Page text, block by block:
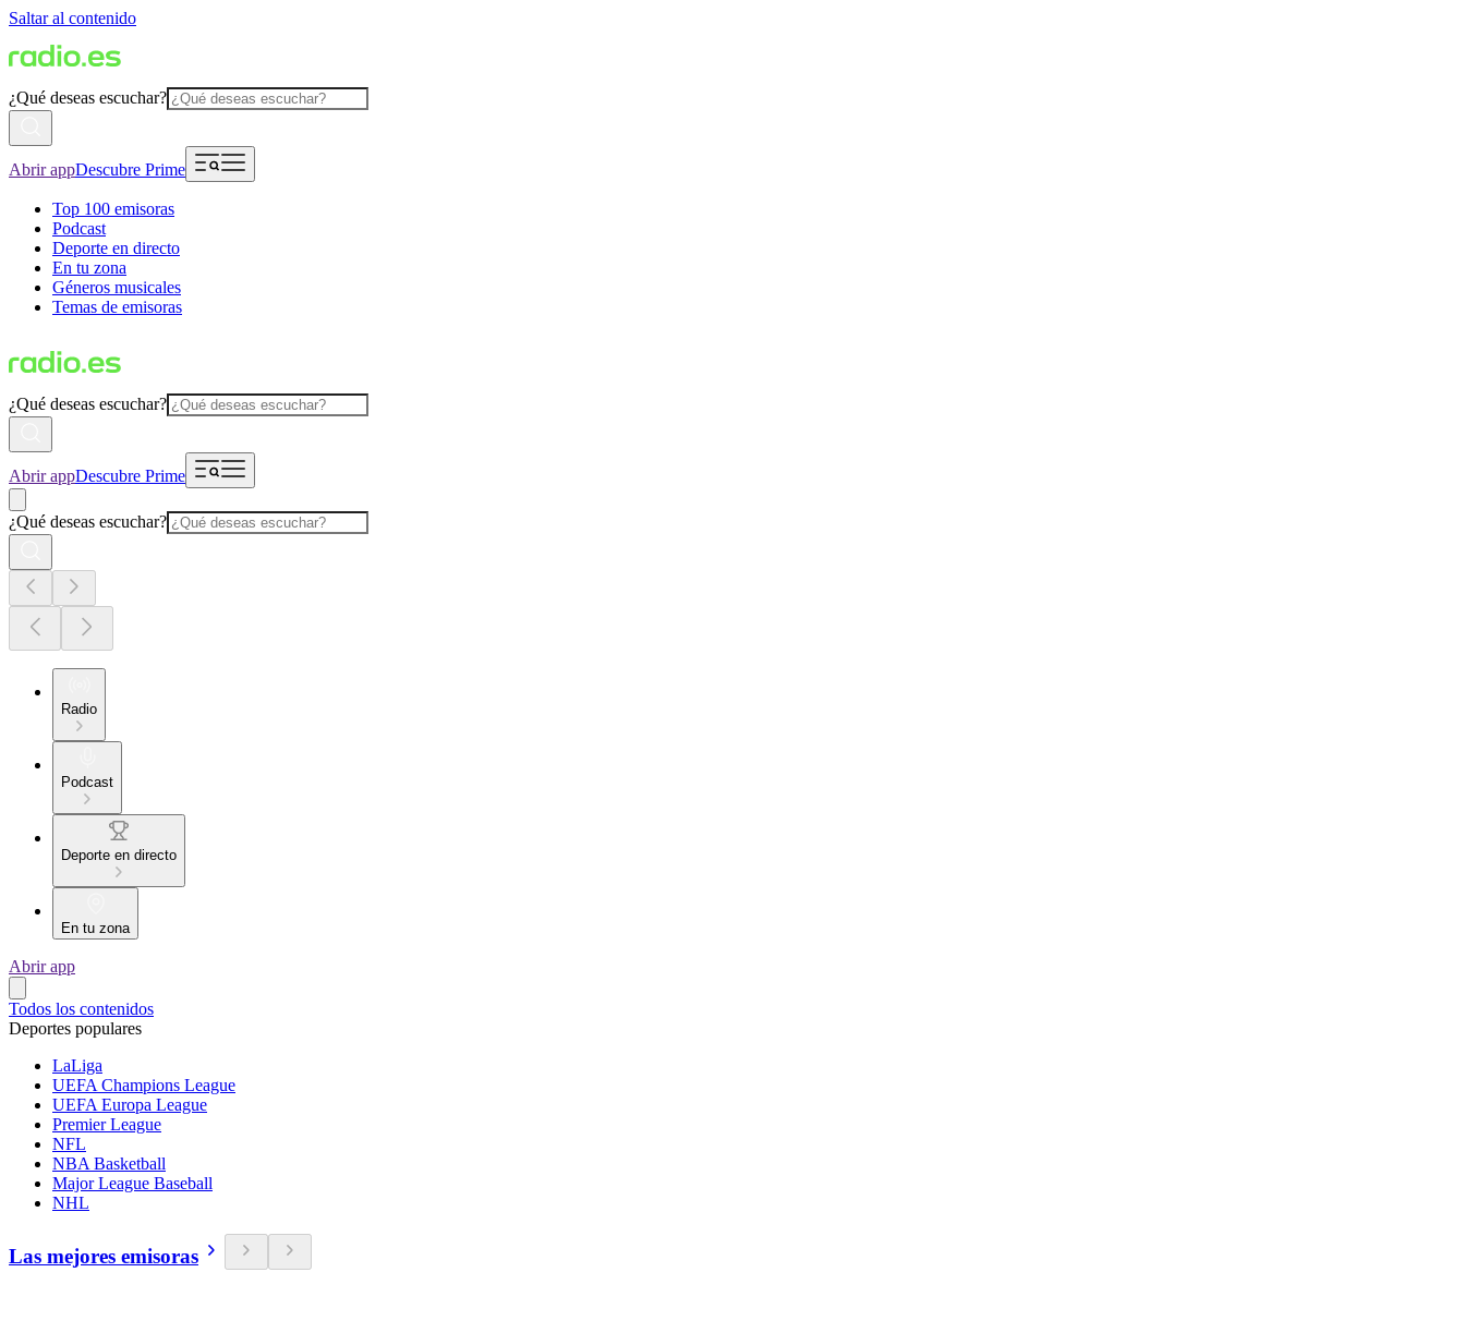
Saltar al contenido
¿Qué deseas escuchar?
Abrir appDescubre Prime
Top 100 emisoras
Podcast
Deporte en directo
En tu zona
Géneros musicales
Temas de emisoras
¿Qué deseas escuchar?
Abrir appDescubre Prime
¿Qué deseas escuchar?
Radio
Podcast
Deporte en directo
En tu zona
Abrir app
Todos los contenidos
Deportes populares
LaLiga
UEFA Champions League
UEFA Europa League
Premier League
NFL
NBA Basketball
Major League Baseball
NHL
Las mejores emisoras